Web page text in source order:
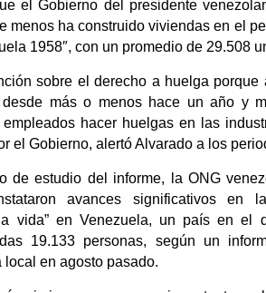
el Gobierno del presidente
menos ha construido viviendas en el
1958″, con un promedio de 29.508
sobre el derecho a huelga porque
desde más o menos hace un año y
hacer huelgas en las
el Gobierno, alertó Alvarado a los
de estudio del informe, la ONG
avances significativos en
vida” en Venezuela, un país en el
19.133 personas, según un
local en agosto pasado.